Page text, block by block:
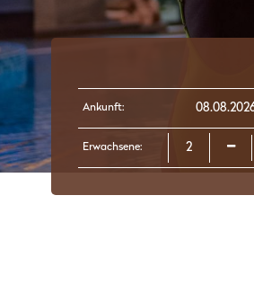
Ankunft:
Erwachsene: